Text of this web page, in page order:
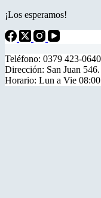
¡Los esperamos!
Teléfono: 0379 423-
Dirección: San Juan
Horario: Lun a Vie